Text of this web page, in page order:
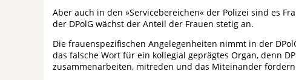
Aber auch in den »Servicebereichen« der Polizei sind es
der DPolG wächst der Anteil der Frauen stetig an.
Die frauenspezifischen Angelegenheiten nimmt in der
das falsche Wort für ein kollegial geprägtes Organ, denn
zusammenarbeiten, mitreden und das Miteinander